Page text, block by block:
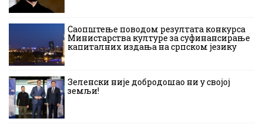
Саопштење поводом резултата конкурса
Министарства културе за суфинансирање
капиталних издања на српском језику
Зеленски није добродошао ни у својој
земљи!